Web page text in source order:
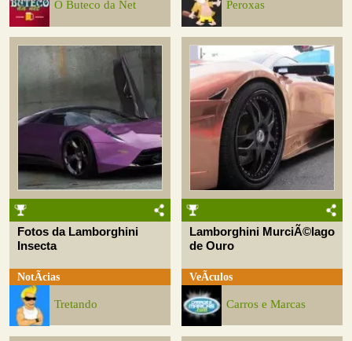
O Buteco da Net Peroxas
Fotos da Lamborghini
Insecta
NotÃ­cias
Tretando
Lamborghini MurciÃ©lago
de Ouro
VeÃ­culos
Carros e Marcas